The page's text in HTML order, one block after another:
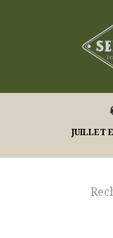
JUILLET